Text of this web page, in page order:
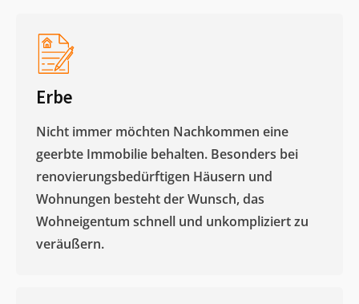
Erbe
Nicht immer möchten Nachkommen eine
geerbte Immobilie behalten. Besonders bei
renovierungsbedürftigen Häusern und
Wohnungen besteht der Wunsch, das
Wohneigentum schnell und unkompliziert zu
veräußern. ​